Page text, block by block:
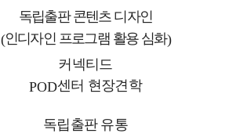
독립출판 콘텐츠 디자인
(인디자인 프로그램 활용 심화)
커넥티드
POD센터 현장견학
독립출판 유통